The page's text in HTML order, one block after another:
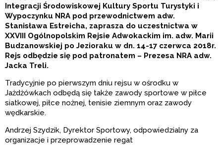
Integracji Środowiskowej Kultury Sportu Turystyki i
Wypoczynku NRA pod przewodnictwem adw.
Stanisława Estreicha, zaprasza do uczestnictwa w
XXVIII Ogólnopolskim Rejsie Adwokackim im. adw. Marii
Budzanowskiej po Jezioraku w dn. 14-17 czerwca 2018r.
Rejs odbędzie się pod patronatem – Prezesa NRA adw.
Jacka Treli.
Tradycyjnie po pierwszym dniu rejsu w ośrodku w
Jażdżówkach odbędą się także zawody sportowe w piłce
siatkowej, piłce nożnej, tenisie ziemnym oraz zawody
wędkarskie.
Andrzej Szydzik, Dyrektor Sportowy, odpowiedzialny za
organizacje i przeprowadzenie regat